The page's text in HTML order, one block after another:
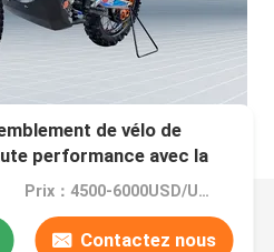
de vélo de
performance avec la
Prix：4500-6000USD/UNIT
Contactez nous